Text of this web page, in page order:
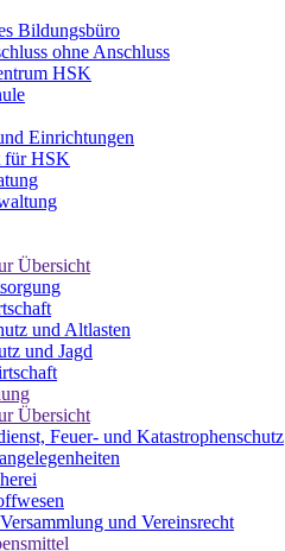
Bildungsbüro
ohne Anschluss
HSK
Einrichtungen
für HSK
Übersicht
und Altlasten
und Jagd
Übersicht
Feuer- und Katastrophenschutz
und Vereinsrecht